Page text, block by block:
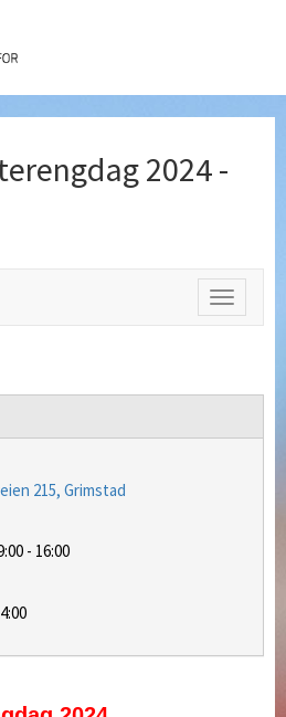
2024 -
Vis
meny
215, Grimstad
- 16:00